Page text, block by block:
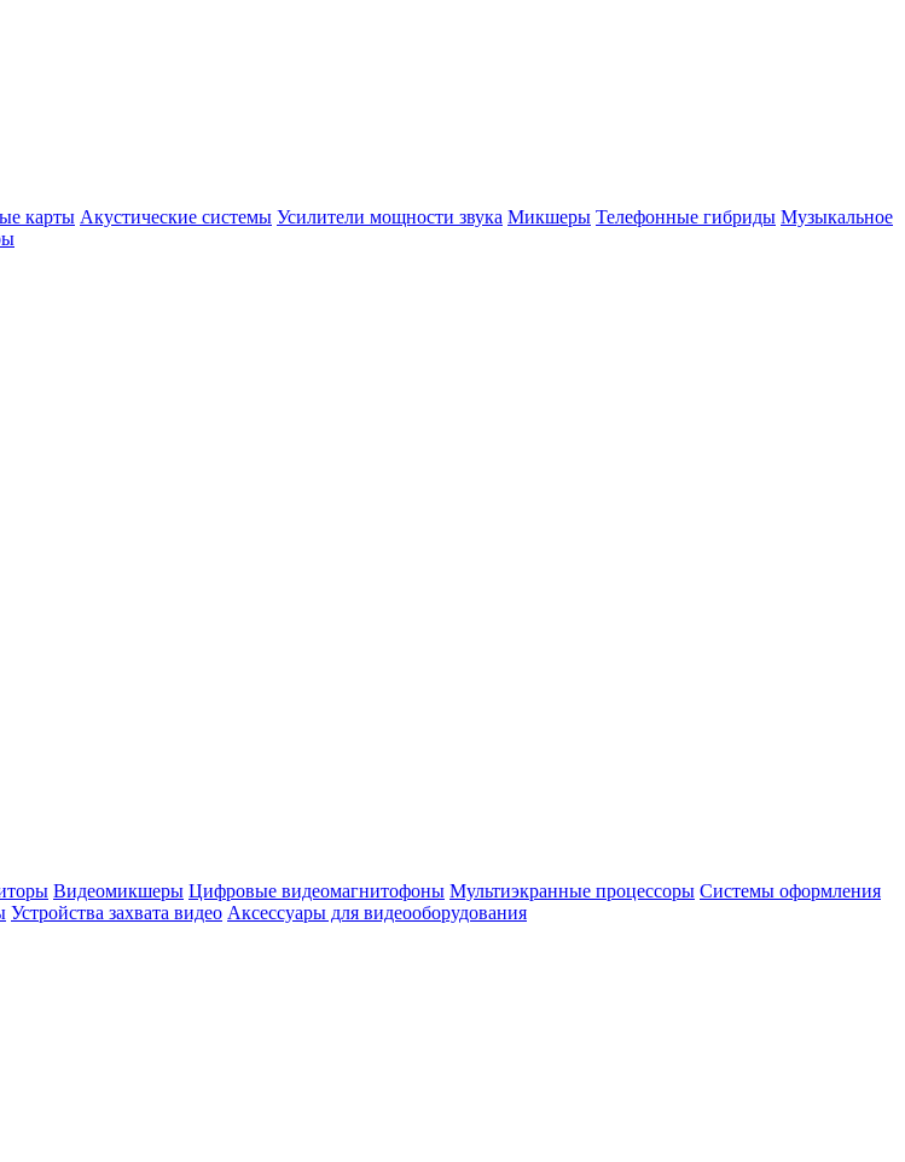
карты Акустические системы Усилители мощности звука Микшеры Телефонные гибриды Музыкальное
Видеомикшеры Цифровые видеомагнитофоны Мультиэкранные процессоры Системы оформления
Устройства захвата видео Аксессуары для видеооборудования